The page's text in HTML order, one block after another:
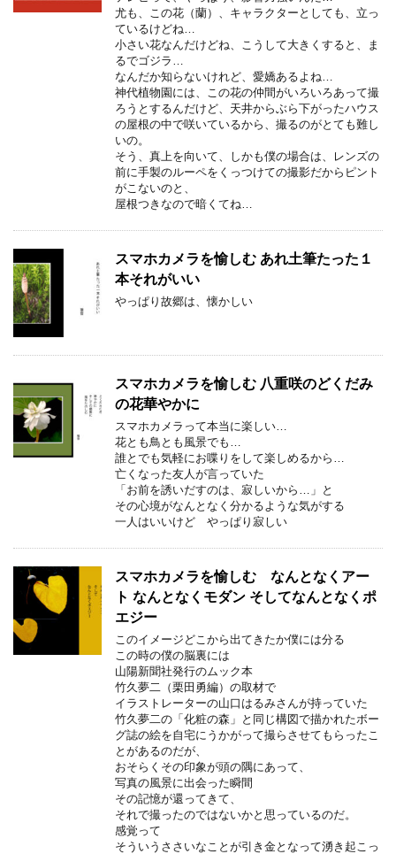
尤も、この花（蘭）、キャラクターとしても、立っ
ているけどね…
小さい花なんだけどね、こうして大きくすると、ま
るでゴジラ…
なんだか知らないけれど、愛嬌あるよね…
神代植物園には、この花の仲間がいろいろあって撮
ろうとするんだけど、天井からぶら下がったハウス
の屋根の中で咲いているから、撮るのがとても難し
いの。
そう、真上を向いて、しかも僕の場合は、レンズの
前に手製のルーペをくっつけての撮影だからピント
がこないのと、
屋根つきなので暗くてね…
スマホカメラを愉しむ あれ土筆たった１
本それがいい
やっぱり故郷は、懐かしい
スマホカメラを愉しむ 八重咲のどくだみ
の花華やかに
スマホカメラって本当に楽しい…
花とも鳥とも風景でも…
誰とでも気軽にお喋りをして楽しめるから…
亡くなった友人が言っていた
「お前を誘いだすのは、寂しいから…」と
その心境がなんとなく分かるような気がする
一人はいいけど やっぱり寂しい
スマホカメラを愉しむ なんとなくアー
ト なんとなくモダン そしてなんとなくポ
エジー
このイメージどこから出てきたか僕には分る
この時の僕の脳裏には
山陽新聞社発行のムック本
竹久夢二（栗田勇編）の取材で
イラストレーターの山口はるみさんが持っていた
竹久夢二の「化粧の森」と同じ構図で描かれたボー
グ誌の絵を自宅にうかがって撮らさせてもらったこ
とがあるのだが、
おそらくその印象が頭の隅にあって、
写真の風景に出会った瞬間
その記憶が還ってきて、
それで撮ったのではないかと思っているのだ。
感覚って
そういうささいなことが引き金となって湧き起こっ